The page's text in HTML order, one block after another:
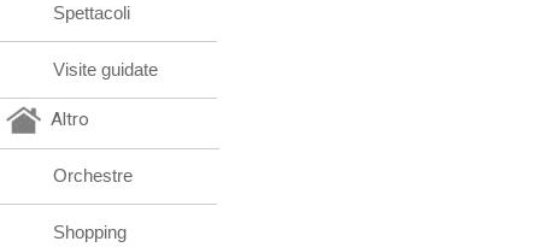
Spettacoli
Visite guidate
Altro
Orchestre
Shopping